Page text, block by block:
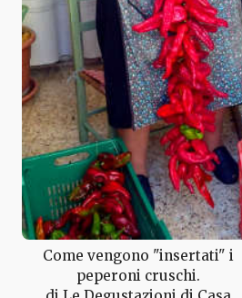
Come vengono "insertati" i
peperoni cruschi.